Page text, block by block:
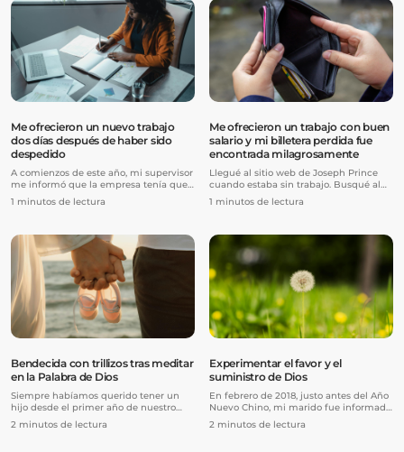
fin a mi “caminar de fe” para recibir mi
milagro, y tenía que empezar desde
cero. También creía que, si mi
respuesta tardaba o no llegaba, era
porque mi fe no era suficiente.
Me ofrecieron un nuevo trabajo
dos días después de haber sido
despedido
A comienzos de este año, mi supervisor
me informó que la empresa tenía que
prescindir de mí porque estaba
pasando por dificultades en medio de
implicaba eliminar mi puesto. Así, al
día siguiente, fui despedido.
1 minutos de lectura
Me ofrecieron un trabajo con buen
salario y mi billetera perdida fue
encontrada milagrosamente
Llegué al sitio web de Joseph Prince
cuando estaba sin trabajo. Busqué al
azar testimonios de personas que
habían conseguido empleo de manera
1 minutos de lectura
Bendecida con trillizos tras meditar
en la Palabra de Dios
Siempre habíamos querido tener un
hijo desde el primer año de nuestro
matrimonio, allá por 2011. Sin embargo,
a pesar de nuestros esfuerzos, nunca
2 minutos de lectura
Experimentar el favor y el
suministro de Dios
En febrero de 2018, justo antes del Año
Nuevo Chino, mi marido fue informado
de que sería despedido por su
empresa. Le dieron un mes de preaviso.
2 minutos de lectura